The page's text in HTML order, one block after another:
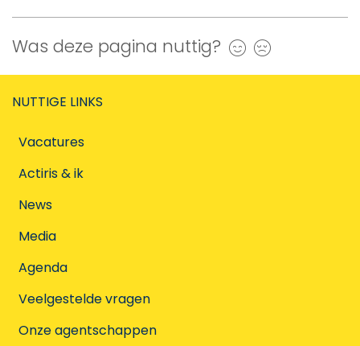
Was deze pagina nuttig? Ja
NUTTIGE LINKS
Vacatures
Actiris & ik
News
Media
Agenda
Veelgestelde vragen
Onze agentschappen